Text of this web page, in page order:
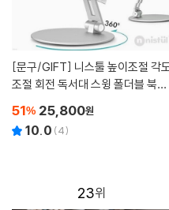
[문구/GIFT]
조절 회전 독서대 스윙 폴더블 북스
51% 25,800원
10.0 (4)
23